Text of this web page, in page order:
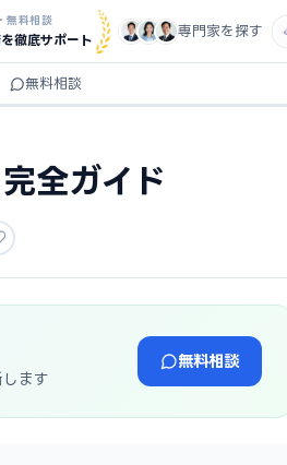
無料相談
徹底サポート
専門家を探す
無料相談
全ガイド
ます
無料相談